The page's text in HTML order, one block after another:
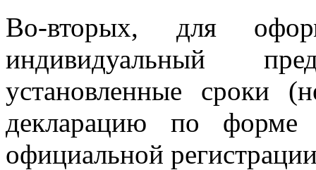
Во-вторых, для
индивидуальный
установленные сроки
декларацию по
официальной